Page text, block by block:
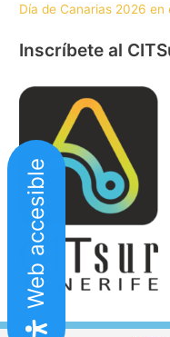
Día de Canarias 2026
Inscríbete al
Web accesible